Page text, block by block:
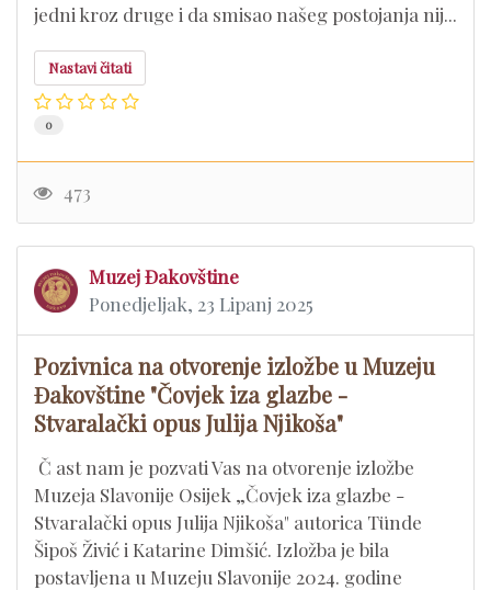
jedni kroz druge i da smisao našeg postojanja nij...
Nastavi čitati
0
473
Muzej Đakovštine
Ponedjeljak, 23 Lipanj 2025
Pozivnica na otvorenje izložbe u Muzeju
Đakovštine "Čovjek iza glazbe -
Stvaralački opus Julija Njikoša"
Č ast nam je pozvati Vas na otvorenje izložbe
Muzeja Slavonije Osijek „Čovjek iza glazbe -
Stvaralački opus Julija Njikoša" autorica Tünde
Šipoš Živić i Katarine Dimšić. Izložba je bila
postavljena u Muzeju Slavonije 2024. godine